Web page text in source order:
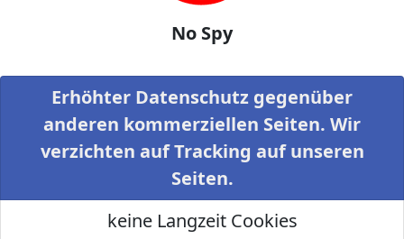
No Spy
Erhöhter Datenschutz gegenüber
anderen kommerziellen Seiten. Wir
verzichten auf Tracking auf unseren
Seiten.
keine Langzeit Cookies